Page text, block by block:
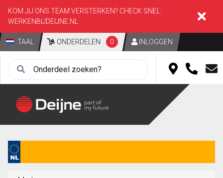
KOM JIJ ONS TEAM VERSTERKEN? CHECK SNEL:
WERKENBIJDEIJNE.NL
TAAL ONDERDELEN 0 INLOGGEN